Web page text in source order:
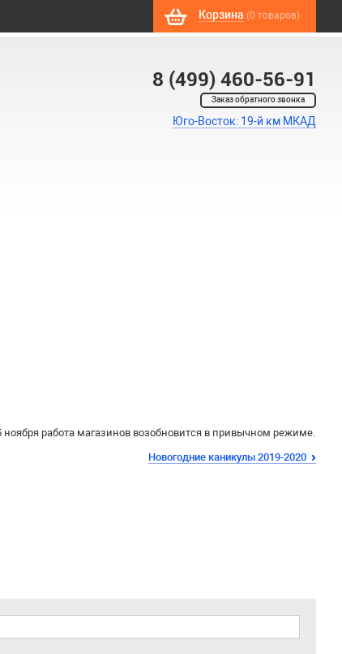
Корзина (0 товаров)
8 (499) 460-56-91
Заказ обратного звонка
Юго-Восток: 19-й км МКАД
работа магазинов возобновится в привычном режиме.
Новогодние каникулы 2019-2020